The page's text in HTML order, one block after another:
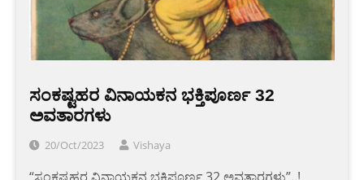
ಸಂಕಷ್ಟಹರ ವಿನಾಯಕನ ಭಕ್ತಿಪೂರ್ಣ 32
ಅವತಾರಗಳು
20/Oct/2023 Vishaya